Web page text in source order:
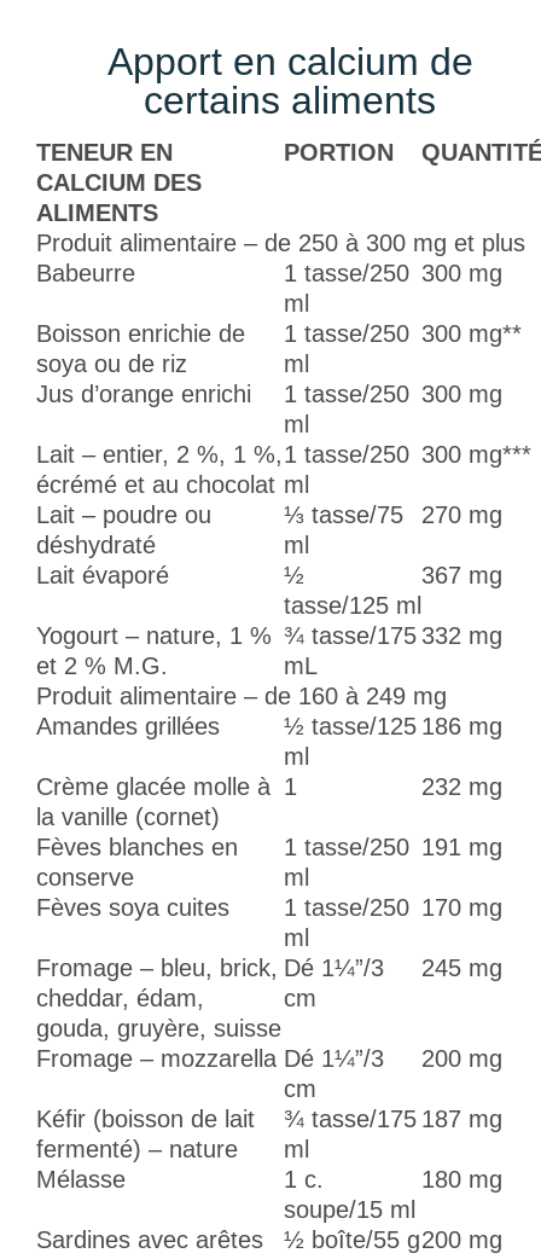
Apport en calcium de
certains aliments
TENEUR EN
CALCIUM DES
ALIMENTS
PORTION
Produit alimentaire – de 250 à 300 mg et plus
Babeurre
1 tasse/250
ml
300 mg
Boisson enrichie de
soya ou de riz
1 tasse/250
ml
300 mg**
Jus d’orange enrichi
1 tasse/250
ml
300 mg
Lait – entier, 2 %, 1 %,
écrémé et au chocolat
1 tasse/250
ml
300 mg***
Lait – poudre ou
déshydraté
⅓ tasse/75
ml
270 mg
Lait évaporé
½
tasse/125 ml
367 mg
Yogourt – nature, 1 %
et 2 % M.G.
¾ tasse/175
mL
332 mg
Produit alimentaire – de 160 à 249 mg
Amandes grillées
½ tasse/125
ml
186 mg
Crème glacée molle à
la vanille (cornet)
1 232 mg
Fèves blanches en
conserve
1 tasse/250
ml
191 mg
Fèves soya cuites
1 tasse/250
ml
170 mg
Fromage – bleu, brick,
cheddar, édam,
gouda, gruyère, suisse
Dé 1¼”/3
cm
245 mg
Fromage – mozzarella Dé 1¼”/3
cm
200 mg
Kéfir (boisson de lait
fermenté) – nature
¾ tasse/175
ml
187 mg
Mélasse
1 c.
soupe/15 ml
180 mg
Sardines avec arêtes ½ boîte/55 g200 mg